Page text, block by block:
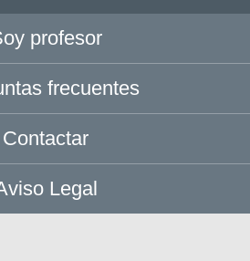
profesor
frecuentes
Contactar
Legal